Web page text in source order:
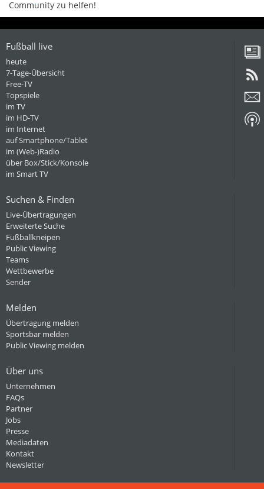
Community zu helfen!
Fußball live
heute
7-Tage-Übersicht
Free-TV
Topspiele
im TV
im HD-TV
im Internet
auf Smartphone/Tablet
im (Web-)Radio
über Box/Stick/Konsole
im Smart TV
Suchen & Finden
Live-Übertragungen
Erweiterte Suche
Fußballkneipen
Public Viewing
Teams
Wettbewerbe
Sender
Melden
Übertragung melden
Sportsbar melden
Public Viewing melden
Über uns
Unternehmen
FAQs
Partner
Jobs
Presse
Mediadaten
Kontakt
Newsletter